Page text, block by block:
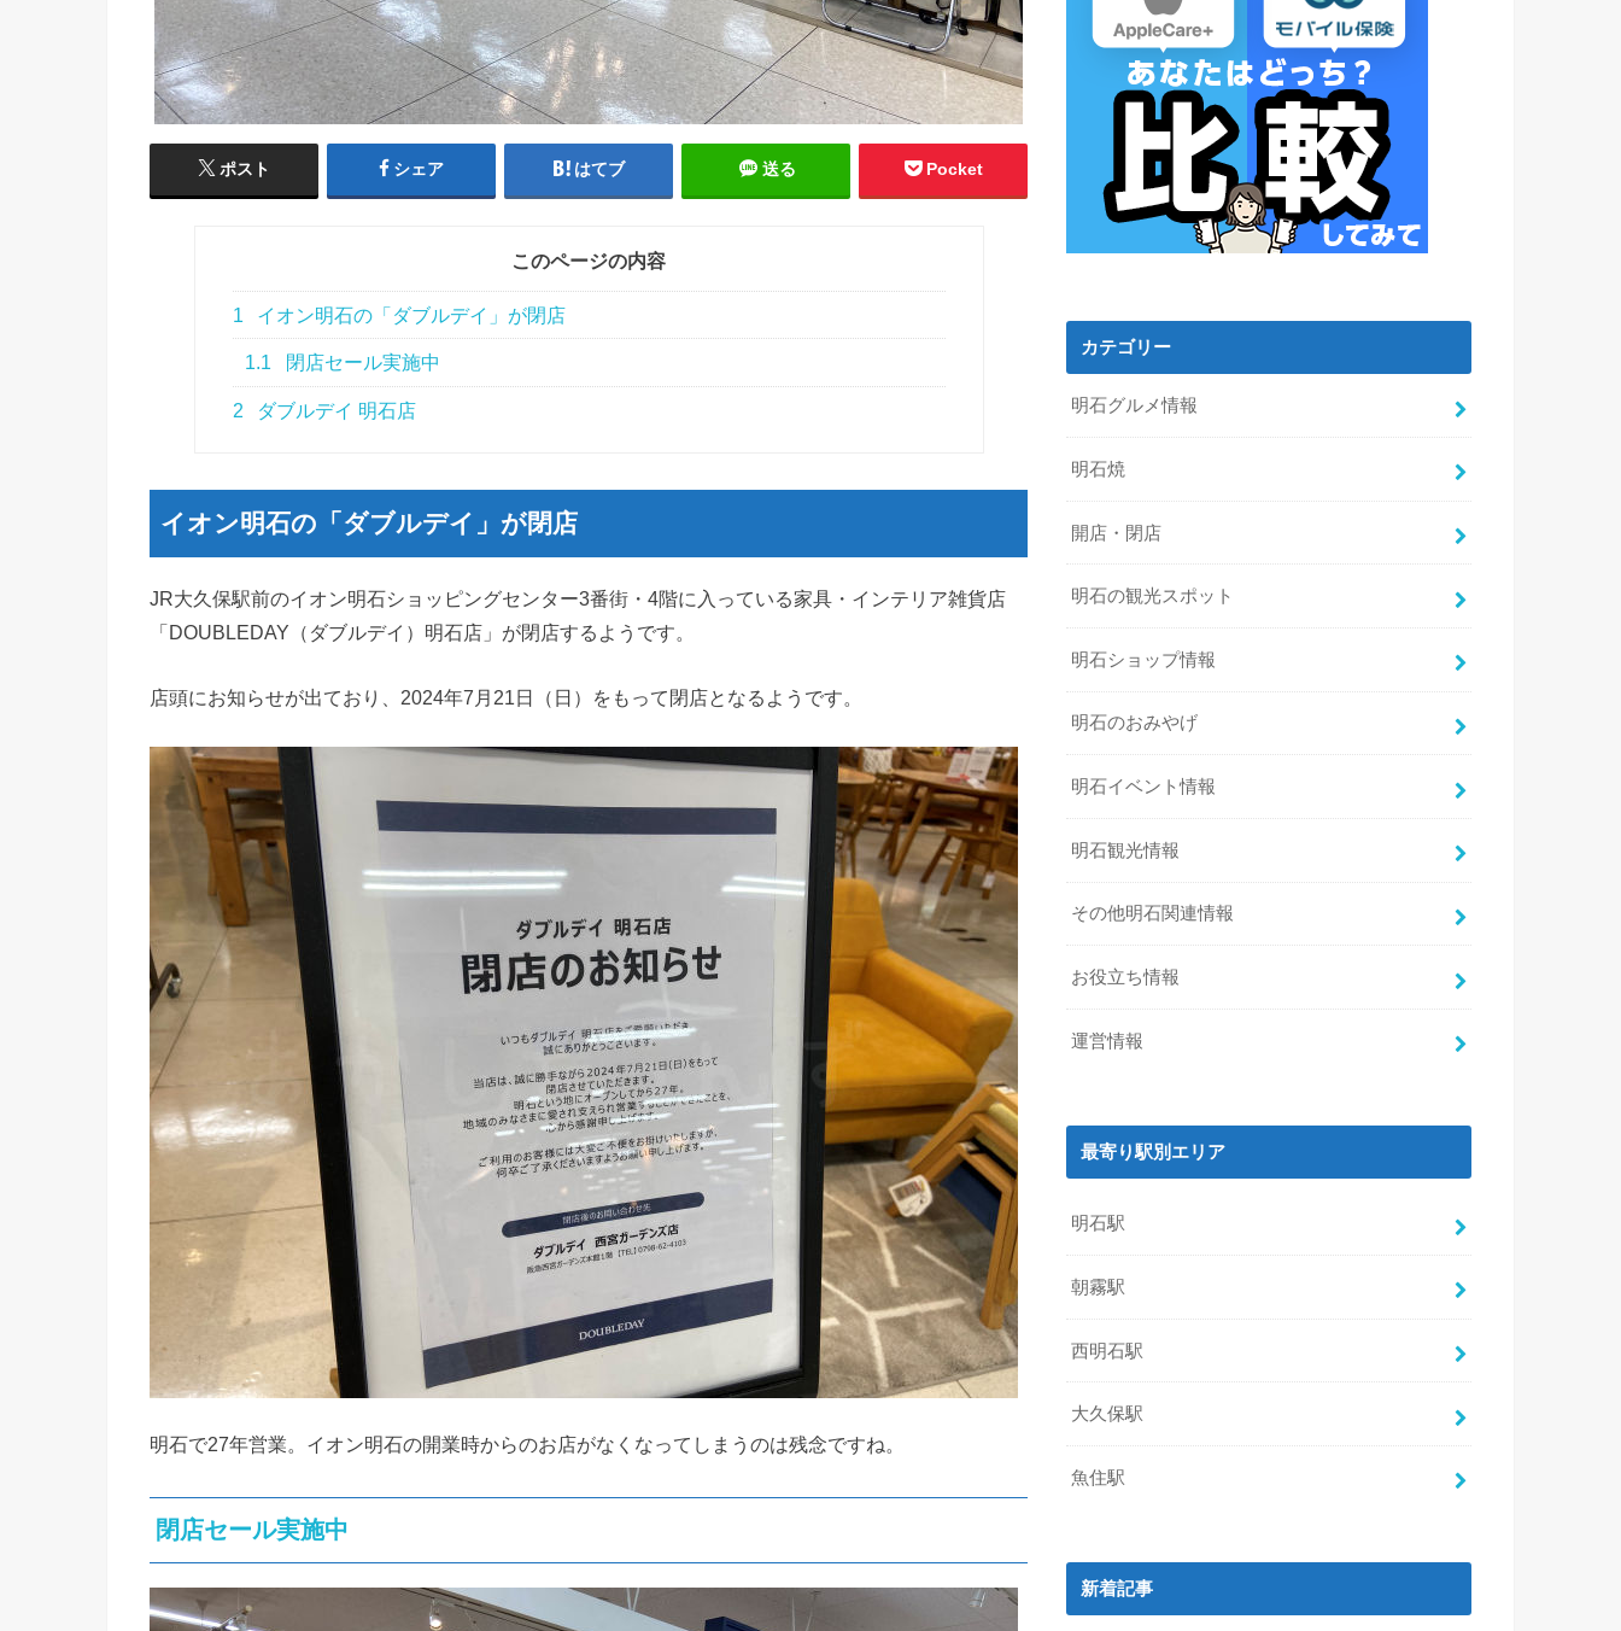
ポスト シェア はてブ 送る Pocket
このページの内容
1 イオン明石の「ダブルデイ」が閉店
1.1 閉店セール実施中
2 ダブルデイ 明石店
イオン明石の「ダブルデイ」が閉店
JR大久保駅前のイオン明石ショッピングセンター3番街・4階に入っている家具・インテリア雑貨店
「DOUBLEDAY（ダブルデイ）明石店」が閉店するようです。
店頭にお知らせが出ており、2024年7月21日（日）をもって閉店となるようです。
明石で27年営業。イオン明石の開業時からのお店がなくなってしまうのは残念ですね。
閉店セール実施中
カテゴリー
明石グルメ情報
明石焼
開店・閉店
明石の観光スポット
明石ショップ情報
明石のおみやげ
明石イベント情報
明石観光情報
その他明石関連情報
お役立ち情報
運営情報
最寄り駅別エリア
明石駅
朝霧駅
西明石駅
大久保駅
魚住駅
新着記事